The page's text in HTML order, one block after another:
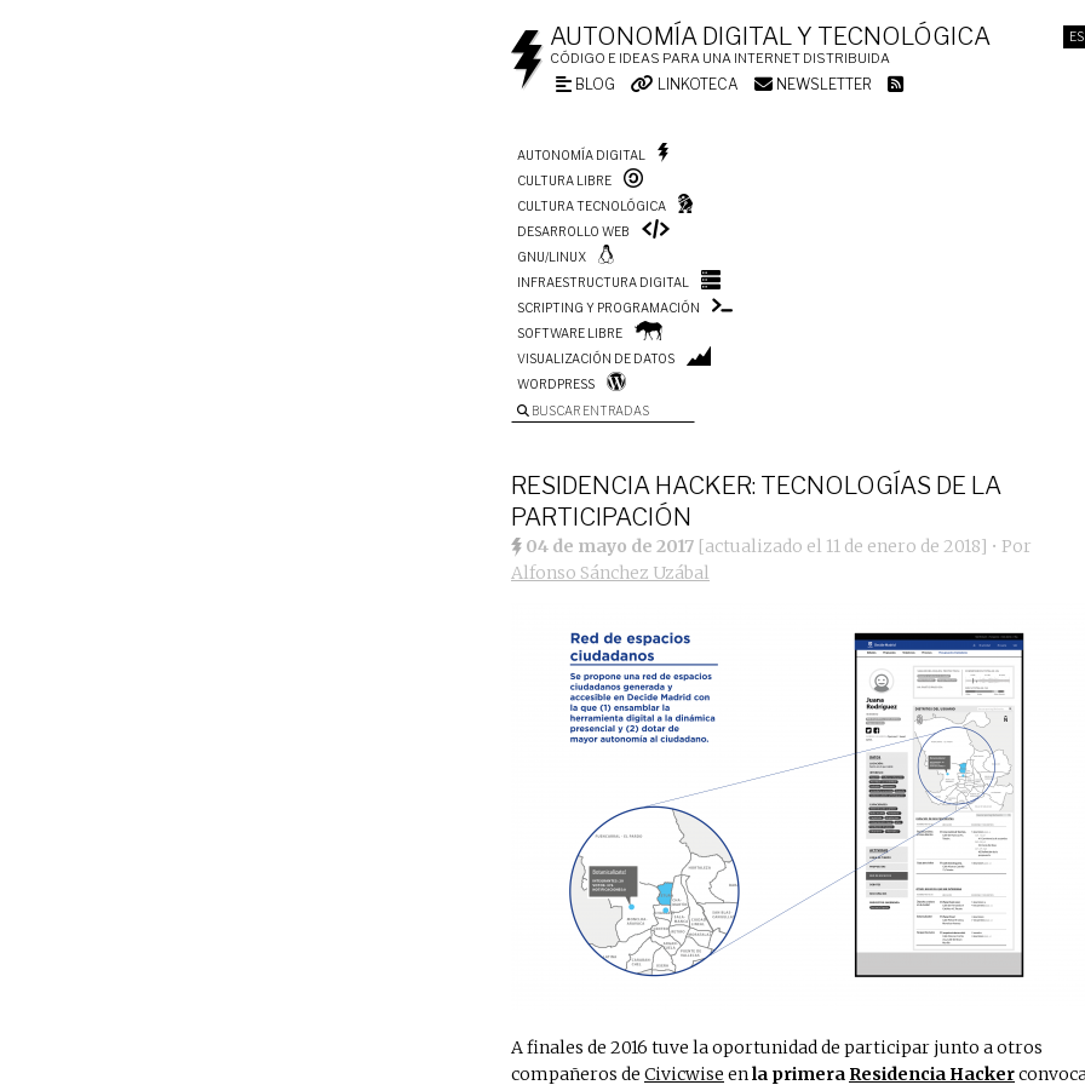
ES
AUTONOMÍA DIGITAL Y TECNOLÓGICA
CÓDIGO E IDEAS PARA UNA INTERNET DISTRIBUIDA
BLOG LINKOTECA NEWSLETTER
AUTONOMÍA DIGITAL
CULTURA LIBRE
CULTURA TECNOLÓGICA
DESARROLLO WEB
GNU/LINUX
INFRAESTRUCTURA DIGITAL
SCRIPTING Y PROGRAMACIÓN
SOFTWARE LIBRE
VISUALIZACIÓN DE DATOS
WORDPRESS
BUSCAR ENTRADAS
RESIDENCIA HACKER: TECNOLOGÍAS DE LA
PARTICIPACIÓN
04 de mayo de 2017 [actualizado el 11 de enero de 2018] • Por
Alfonso Sánchez Uzábal
A finales de 2016 tuve la oportunidad de participar junto a otros
compañeros de Civicwise enla primera Residencia Hacker